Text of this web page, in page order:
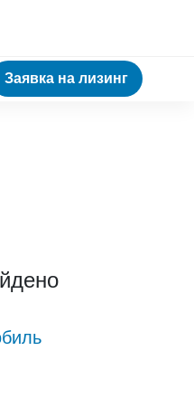
Заявка на лизинг